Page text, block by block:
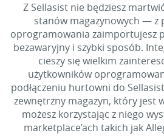
Z Sellasist nie będziesz
stanów magazynowych — z
oprogramowania zaimportujesz
bezawaryjny i szybki sposób.
cieszy się wielkim
użytkowników
podłączeniu hurtowni do
zewnętrzny magazyn, który jest
możesz korzystając z niego
marketplace’ach takich jak